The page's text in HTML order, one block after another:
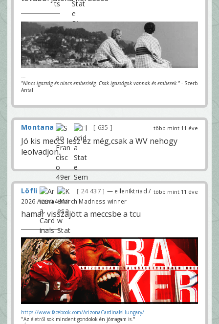
---
"Nincs igazság és nincs emberiség. Csak igazságok vannak és emberek." - Szerb
Antal
több mint 11 éve
Montana 635
Jó kis meccs lesz ez még,csak a WV nehogy
leolvadjon..
több mint 11 éve
Löfli 24 437
— ellenIktriad /
2026 Arena4 March Madness winner
hamar visszajött a meccsbe a tcu
https://www.facebook.com/ArizonaCardinalsHungary/
"Az életről sok mindent gondolok én jómagam is."